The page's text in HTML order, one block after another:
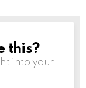
this?
into your